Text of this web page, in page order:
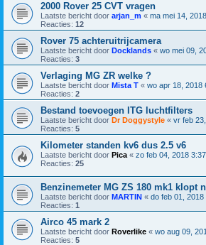
2000 Rover 25 CVT vragen
Laatste bericht door arjan_m « ma mei 14,
Reacties: 12
Rover 75 achteruitrijcamera
Laatste bericht door Docklands « wo mei 09,
Reacties: 3
Verlaging MG ZR welke ?
Laatste bericht door Mista T « wo apr 18, 2018
Reacties: 2
Bestand toevoegen ITG luchtfilters
Laatste bericht door Dr Doggystyle « vr feb
Reacties: 5
Kilometer standen kv6 dus 2.5 v6
Laatste bericht door Pica « zo feb 04, 2018
Reacties: 25
Benzinemeter MG ZS 180 mk1 klopt
Laatste bericht door MARTIN « do feb 01, 2018
Reacties: 1
Airco 45 mark 2
Laatste bericht door Roverlike « wo aug 09,
Reacties: 5